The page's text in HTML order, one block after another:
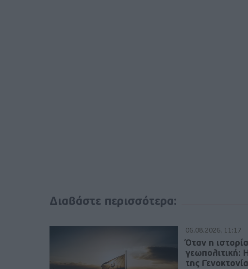
Διαβάστε περισσότερα:
06.08.2026, 11:17
Όταν η ιστορία
γεωπολιτική:
της